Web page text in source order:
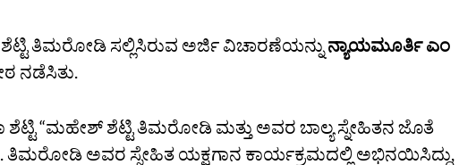
ತಿಮರೋಡಿ ಸಲ್ಲಿಸಿರುವ ಅರ್ಜಿ ವಿಚಾರಣೆಯನ್ನು ನ್ಯಾಯಮೂರ್ತಿ ಎಂ
ನಡೆಸಿತು.
ಶೆಟ್ಟಿ “ಮಹೇಶ್‌ ಶೆಟ್ಟಿ ತಿಮರೋಡಿ ಮತ್ತು ಅವರ ಬಾಲ್ಯ ಸ್ನೇಹಿತನ ಜೊತೆ
ಅವರ ಸ್ನೇಹಿತ ಯಕ್ಷಗಾನ ಕಾರ್ಯಕ್ರಮದಲ್ಲಿ ಅಭಿನಯಿಸಿದ್ದು,